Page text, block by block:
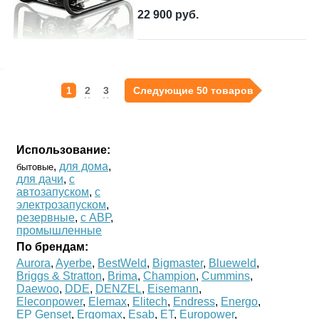
22 900 руб.
1 2 3 Следующие 50 товаров
Использование:
бытовые, для дома,
для дачи, с
автозапуском, с
электрозапуском,
резервные, с АВР,
промышленные
По брендам:
Aurora, Ayerbe, BestWeld, Bigmaster, Blueweld,
Briggs & Stratton, Brima, Champion, Cummins,
Daewoo, DDE, DENZEL, Eisemann,
Eleconpower, Elemax, Elitech, Endress, Energo,
EP Genset, Ergomax, Esab, ET, Europower,